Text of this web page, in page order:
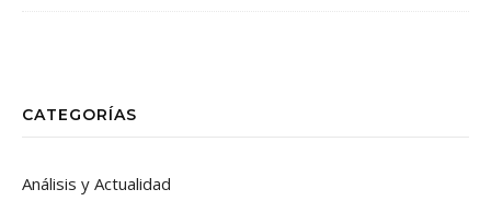
CATEGORÍAS
Análisis y Actualidad